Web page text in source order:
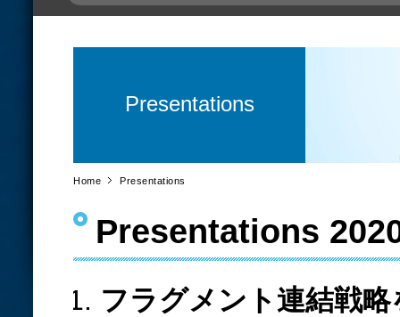
Presentations
Home Presentations
Presentations
フラグメント連結戦